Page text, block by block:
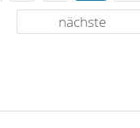
nächste